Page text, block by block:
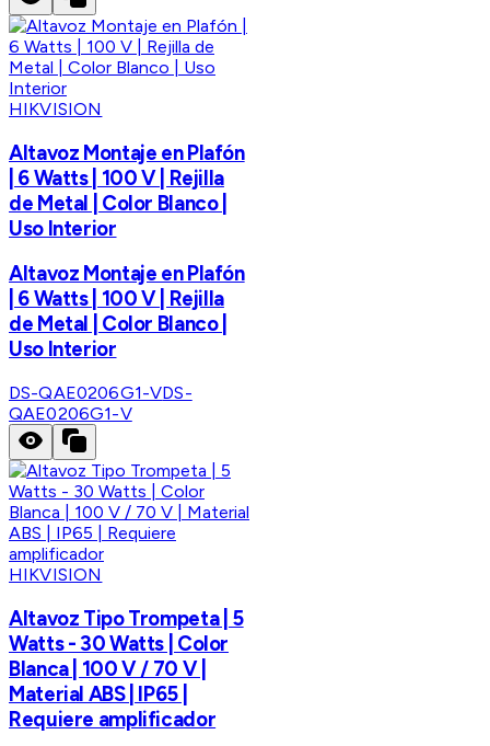
HIKVISION
Altavoz Montaje en Plafón
| 6 Watts | 100 V | Rejilla
de Metal | Color Blanco |
Uso Interior
Altavoz Montaje en Plafón
| 6 Watts | 100 V | Rejilla
de Metal | Color Blanco |
Uso Interior
DS-QAE0206G1-VDS-
QAE0206G1-V
HIKVISION
Altavoz Tipo Trompeta | 5
Watts - 30 Watts | Color
Blanca | 100 V / 70 V |
Material ABS | IP65 |
Requiere amplificador